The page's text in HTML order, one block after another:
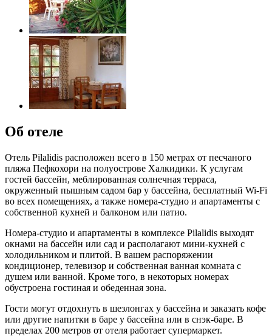
Об отеле
Отель Pilalidis расположен всего в 150 метрах от песчаного
пляжа Пефкохори на полуострове Халкидики. К услугам
гостей бассейн, меблированная солнечная терраса,
окруженный пышным садом бар у бассейна, бесплатный Wi-Fi
во всех помещениях, а также номера-студио и апартаменты с
собственной кухней и балконом или патио.
Номера-студио и апартаменты в комплексе Pilalidis выходят
окнами на бассейн или сад и располагают мини-кухней с
холодильником и плитой. В вашем распоряжении
кондиционер, телевизор и собственная ванная комната с
душем или ванной. Кроме того, в некоторых номерах
обустроена гостиная и обеденная зона.
Гости могут отдохнуть в шезлонгах у бассейна и заказать кофе
или другие напитки в баре у бассейна или в снэк-баре. В
пределах 200 метров от отеля работает супермаркет.